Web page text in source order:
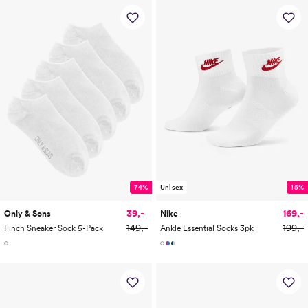
74%
Only & Sons
Finch Sneaker Sock 5-Pack
39,-
149,-
Unisex 15%
Nike
Ankle Essential Socks 3pk
169,-
199,-